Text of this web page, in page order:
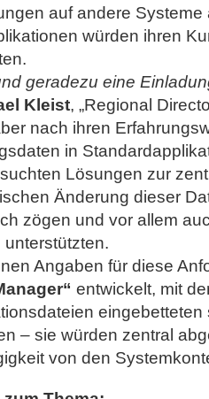
auf andere
würden ihren
geradezu eine
Kleist, „Regional
nach ihren
in
Lösungen zur
Änderung dieser
zögen und vor allem
Angaben für diese
entwickelt, mit
– sie würden zentral
von den